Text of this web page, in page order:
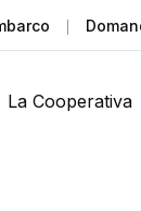
La Cooperativa